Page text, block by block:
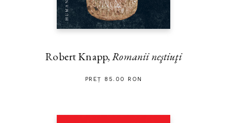
Robert Knapp,Romanii neştiuţi
PREȚ 85.00 RON